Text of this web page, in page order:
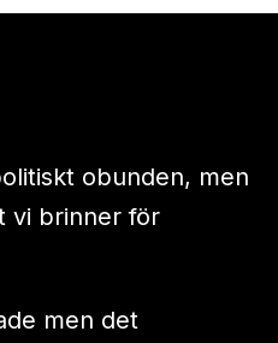
obunden, men
vi brinner för
men det